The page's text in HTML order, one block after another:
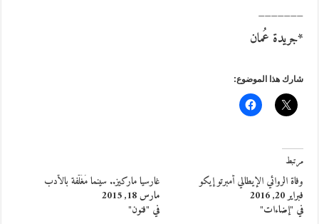
_______
*جريدة عُمان
شارك هذا الموضوع:
مرتبط
وفاة الروائي الإيطالي أمبرتو إيكو
فبراير 20, 2016
في "إضاءات"
غارسيا ماركيز.. سينما مُغَلَّفة بالأدب
مارس 18, 2015
في "فنون"